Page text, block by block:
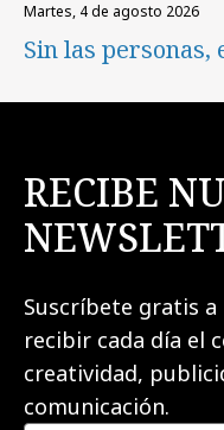
martes, 4 de agosto 2026
Sin las
RECIBE
Suscríbete gratis
recibir cada día el
creatividad,
comunicación.